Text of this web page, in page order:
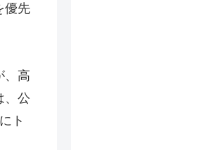
優先
、高
、公
ト